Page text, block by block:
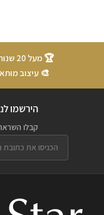
🏆 מעל 20 שנות ניסיון
🎨 עיצוב
הירשמו
קבלו השראה